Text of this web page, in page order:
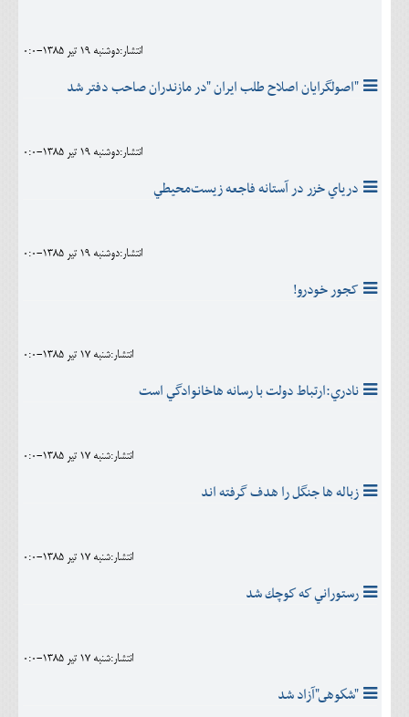
انتشار:دوشنبه 19 تير 1385-0:0
"اصولگرایان اصلاح طلب ایران "در مازندران صاحب دفتر شد
انتشار:دوشنبه 19 تير 1385-0:0
درياي خزر در آستانه فاجعه زيست‌محيطي
انتشار:دوشنبه 19 تير 1385-0:0
کجور خودرو!
انتشار:شنبه 17 تير 1385-0:0
نادري:ارتباط دولت با رسانه هاخانوادگي است
انتشار:شنبه 17 تير 1385-0:0
زباله ها جنگل را هدف گرفته اند
انتشار:شنبه 17 تير 1385-0:0
رستوراني كه كوچك شد
انتشار:شنبه 17 تير 1385-0:0
"شكوهى"آزاد شد